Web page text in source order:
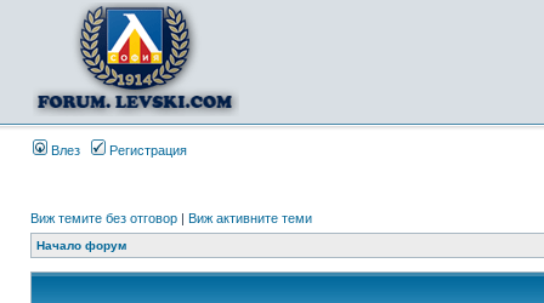
Влез Регистрация
Виж темите без отговор | Виж активните теми
Начало форум